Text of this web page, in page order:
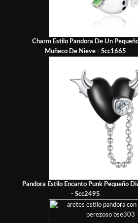
Charm Estilo Pandora De Un
Muñeco De Nieve - Scc1665
Pandora Estilo Encanto Punk Pequeño
- Scc2495